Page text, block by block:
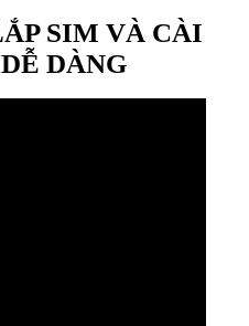
SIM VÀ CÀI
DÀNG